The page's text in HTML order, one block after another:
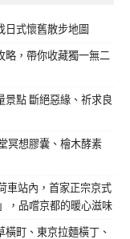
日式懷舊散步地圖
略，帶你收藏獨一無二
景點 斷絕惡緣、祈求良
冥想膠囊、檜木酵素
車站內，首家正宗京式
，品嚐京都的暖心滋味
町、東京拉麵橫丁、